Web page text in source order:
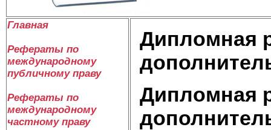
Главная
Рефераты по
международному
публичному праву
Рефераты по
международному
частному праву
Дипломная
Дипломная